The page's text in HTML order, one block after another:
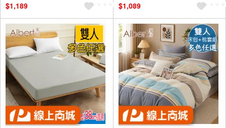
$1,189
$1,089